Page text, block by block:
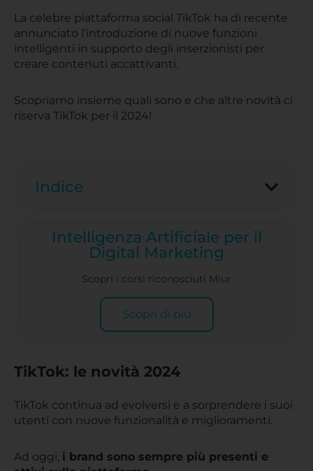
La celebre piattaforma social TikTok ha di recente
annunciato l’introduzione di nuove funzioni
intelligenti in supporto degli inserzionisti per
creare contenuti accattivanti.
Scopriamo insieme quali sono e che altre novità ci
riserva TikTok per il 2024!
Indice
Intelligenza Artificiale per il
Digital Marketing
Scopri i corsi riconosciuti Miur
Scopri di più
TikTok: le novità 2024
TikTok continua ad evolversi e a sorprendere i suoi
utenti con nuove funzionalità e miglioramenti.
Ad oggi, i brand sono sempre più presenti e